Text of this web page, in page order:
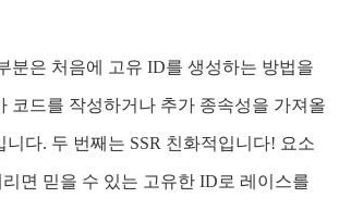
분은 처음에 고유 ID를 생성하는 방법을
코드를 작성하거나 추가 종속성을 가져올
니다. 두 번째는 SSR 친화적입니다! 요소
면 믿을 수 있는 고유한 ID로 레이스를